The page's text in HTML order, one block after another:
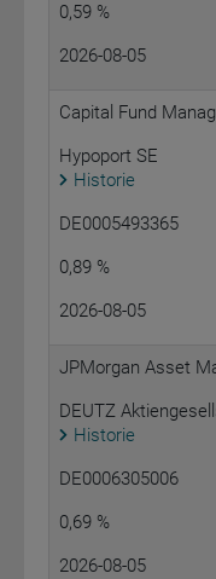
0,59 %
2026-08-05
Capital Fund
Hypoport SE
Historie
DE0005493365
0,89 %
2026-08-05
JPMorgan Asset
DEUTZ
Historie
DE0006305006
0,69 %
2026-08-05